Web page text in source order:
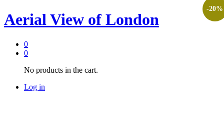
Aerial View of London
0
0
No products in the cart.
Log in
-20%